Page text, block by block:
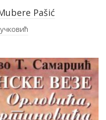
Pašić